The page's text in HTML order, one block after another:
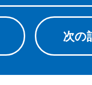
次の